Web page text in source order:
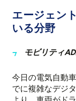
エージェン
いる分野
モビリティ
今日の電気自動
でに複雑なデジ